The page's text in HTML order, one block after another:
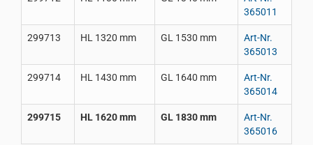
365011
299713 HL 1320 mm GL 1530 mm
Art-Nr.
365013
299714 HL 1430 mm GL 1640 mm
Art-Nr.
365014
299715 HL 1620 mm GL 1830 mm
Art-Nr.
365016